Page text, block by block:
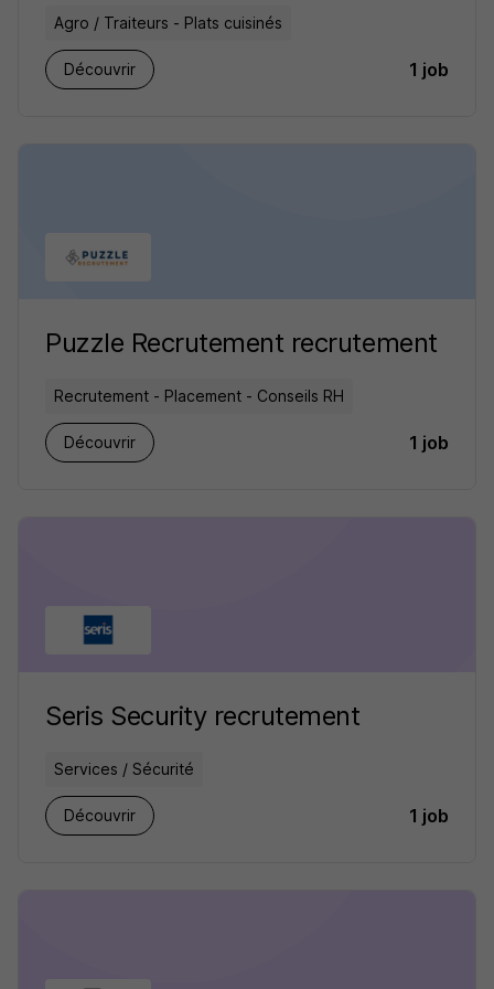
Agro / Traiteurs - Plats cuisinés
Découvrir 1 job
Puzzle Recrutement recrutement
Recrutement - Placement - Conseils RH
Découvrir 1 job
Seris Security recrutement
Services / Sécurité
Découvrir 1 job